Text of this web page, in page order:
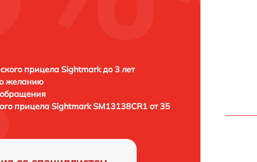
прицела Sightmark до 3 лет
желанию
прицелаSightmark SM13138CR1 от 35